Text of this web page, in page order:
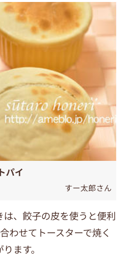
パイ
すー太郎さん
、餃子の皮を使うと便利
わせてトースターで焼く
ます。